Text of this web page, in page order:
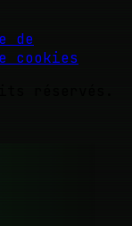
de
cookies